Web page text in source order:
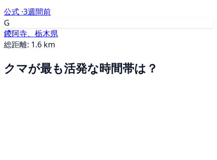
公式 ·3週間前
G
鑁阿寺、栃木県
総距離: 1.6 km
クマが最も活発な時間帯は？